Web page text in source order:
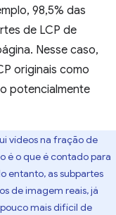
98,5% das
de LCP de
Nesse caso,
originais como
potencialmente
vídeos na fração de
é o que é contado para
entanto, as subpartes
de imagem reais, já
mais difícil de